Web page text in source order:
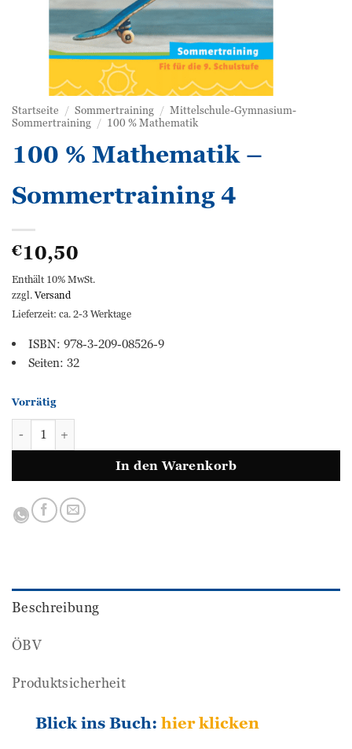
Startseite / Sommertraining / Mittelschule-Gymnasium-
Sommertraining / 100 % Mathematik
100 % Mathematik –
Sommertraining 4
€10,50
Enthält 10% MwSt.
zzgl.Versand
Lieferzeit: ca. 2-3 Werktage
ISBN: 978-3-209-08526-9
Seiten: 32
Vorrätig
100 % Mathematik - Sommertraining 4 Menge
In den Warenkorb
Beschreibung
ÖBV
Produktsicherheit
Blick ins Buch: hier klicken